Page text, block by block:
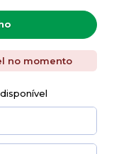
no momento